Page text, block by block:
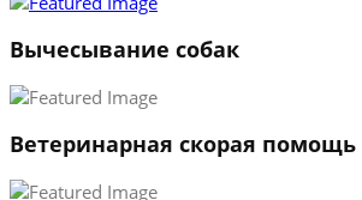
Вычесывание собак
Ветеринарная скорая помощь